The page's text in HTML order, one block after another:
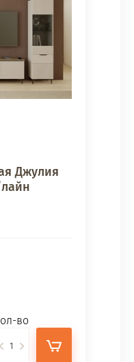
Джулия
во